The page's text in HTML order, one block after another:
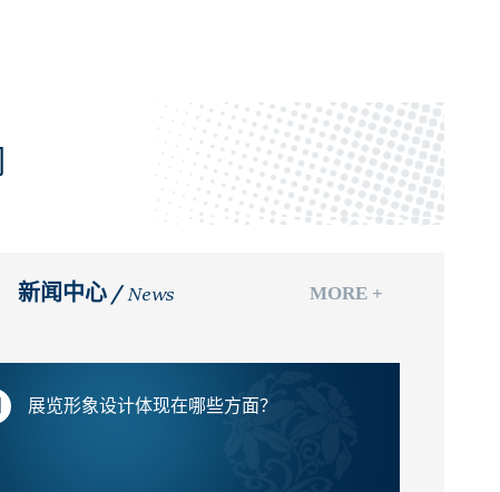
新闻中心 /News MORE +
展览形象设计体现在哪些方面？